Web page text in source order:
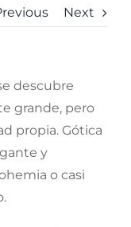
Next
descubre
grande, pero
propia. Gótica
y
o casi